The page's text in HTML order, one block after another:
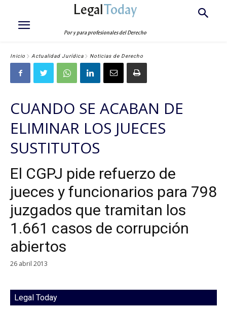
LegalToday
Por y para profesionales del Derecho
Inicio Actualidad Jurídica Noticias de Derecho
CUANDO SE ACABAN DE
ELIMINAR LOS JUECES
SUSTITUTOS
El CGPJ pide refuerzo de
jueces y funcionarios para 798
juzgados que tramitan los
1.661 casos de corrupción
abiertos
26 abril 2013
Legal Today